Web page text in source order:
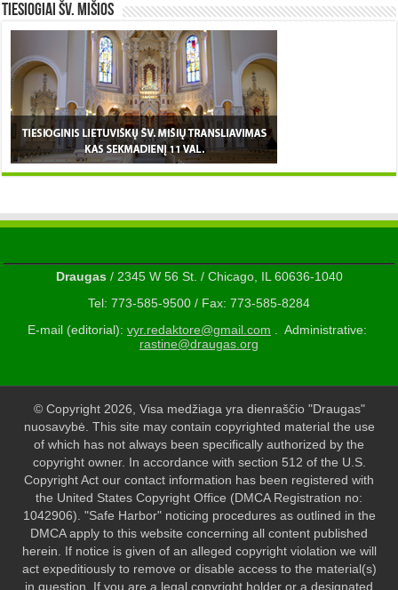
TIESIOGIAI šv. MIŠIOS
Draugas/ 2345 W 56 St. / Chicago, IL 60636-1040
Tel: 773-585-9500 / Fax: 773-585-8284
E-mail (editorial): vyr.redaktore@gmail.com . Administrative:
rastine@draugas.org
© Copyright 2026, Visa medžiaga yra dienraščio "Draugas"
nuosavybė. This site may contain copyrighted material the use
of which has not always been specifically authorized by the
copyright owner. In accordance with section 512 of the U.S.
Copyright Act our contact information has been registered with
the United States Copyright Office (DMCA Registration no:
1042906). "Safe Harbor" noticing procedures as outlined in the
DMCA apply to this website concerning all content published
herein. If notice is given of an alleged copyright violation we will
act expeditiously to remove or disable access to the material(s)
in question. If you are a legal copyright holder or a designated